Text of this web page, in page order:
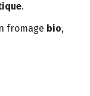
.
fromage bio,